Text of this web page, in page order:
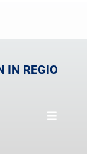
IN REGIO